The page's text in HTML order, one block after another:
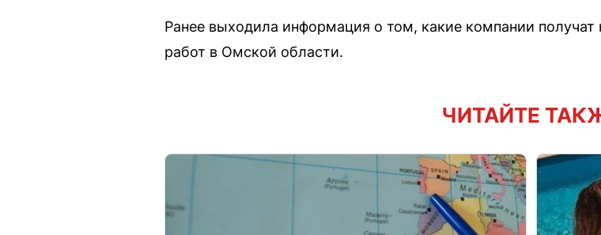
Ранее выходила информация о том, какие компании
работ в Омской области.
ЧИТАЙТЕ